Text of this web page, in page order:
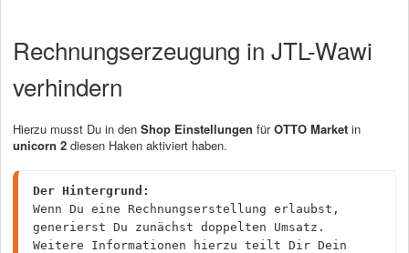
Rechnungserzeugung in JTL-Wawi
verhindern
Hierzu musst Du in den Shop Einstellungen fürOTTO Market in
unicorn 2 diesen Haken aktiviert haben.
Der Hintergrund:
Wenn Du eine Rechnungserstellung erlaubst,
generierst Du zunächst doppelten Umsatz.
Weitere Informationen hierzu teilt Dir Dein